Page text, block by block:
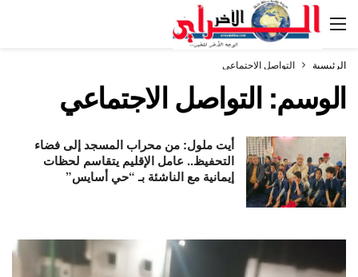
الرئيسية التواصل الاجتماعي
الوسم:التواصل الاجتماعي
أيت ملول: من محراب المسجد إلى فضاء
التحفيظ.. عامل الإقليم يتقاسم لحظات
إيمانية مع الناشئة بـ “حي أسايس”